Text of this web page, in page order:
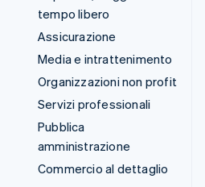
tempo libero
Assicurazione
Media e intrattenimento
Organizzazioni non profit
Servizi professionali
Pubblica
amministrazione
Commercio al dettaglio